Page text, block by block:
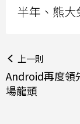
半年、熊大
上一則
Android再度領
場龍頭